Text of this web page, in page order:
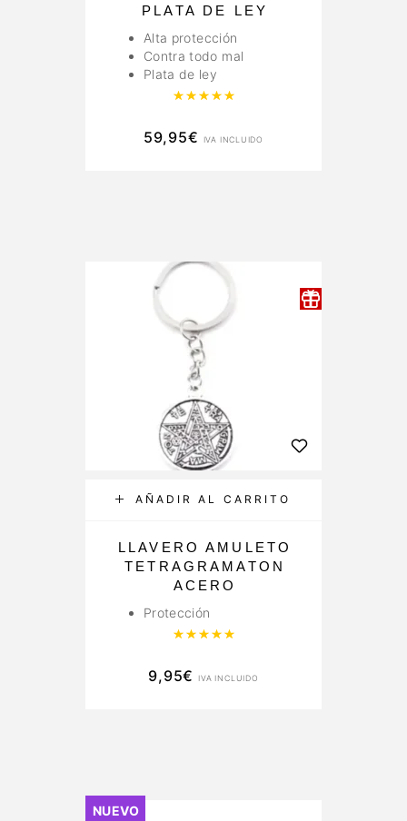
PLATA DE LEY
Alta protección
Contra todo mal
Plata de ley
Valorado con
59,95€ IVA INCLUIDO
AÑADIR AL CARRITO
LLAVERO AMULETO
TETRAGRAMATON
ACERO
Protección
Valorado con
9,95€ IVA INCLUIDO
NUEVO
New